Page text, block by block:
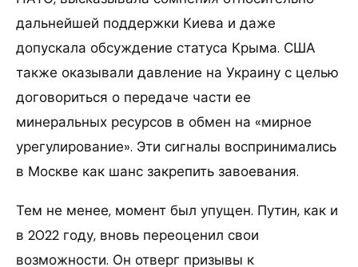
дальнейшей поддержки Киева и даже
допускала обсуждение статуса Крыма. США
также оказывали давление на Украину с целью
договориться о передаче части ее
минеральных ресурсов в обмен на «мирное
урегулирование». Эти сигналы воспринимались
в Москве как шанс закрепить завоевания.
Тем не менее, момент был упущен. Путин, как и
в 2022 году, вновь переоценил свои
возможности. Он отверг призывы к